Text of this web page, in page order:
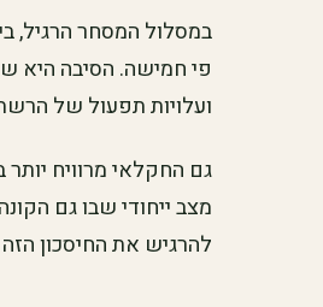
במסלול המסחר הרגיל,
פי חמישה. הסיבה היא
ועלויות תפעול של
גם החקלאי מרוויח
מצב ייחודי שבו גם
להרגיש את החיסכון